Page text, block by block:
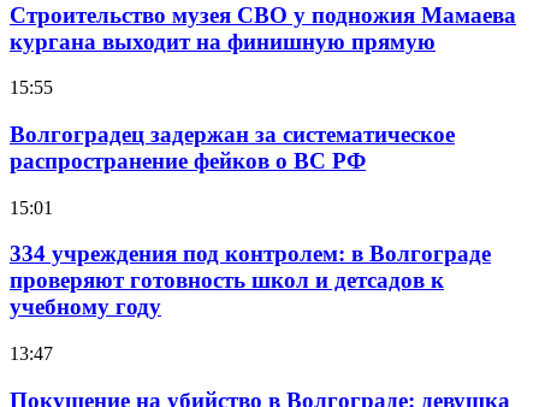
Строительство музея СВО у подножия Мамаева
кургана выходит на финишную прямую
15:55
Волгоградец задержан за систематическое
распространение фейков о ВС РФ
15:01
334 учреждения под контролем: в Волгограде
проверяют готовность школ и детсадов к
учебному году
13:47
Покушение на убийство в Волгограде: девушка